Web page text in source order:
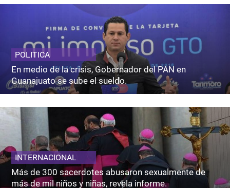
POLITICA
En medio de la crisis, Gobernador del PAN en
Guanajuato se sube el sueldo.
INTERNACIONAL
Más de 300 sacerdotes abusaron sexualmente de
más de mil niños y niñas, revela informe.